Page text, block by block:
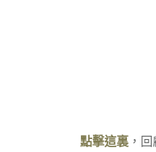
點擊這裏 ，